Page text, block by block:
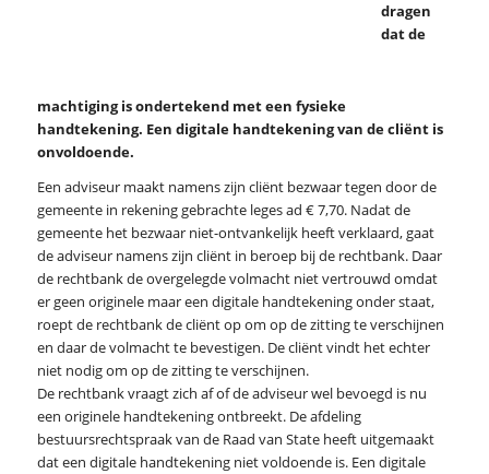
dragen
dat de
machtiging is ondertekend met een fysieke
handtekening. Een digitale handtekening van de cliënt is
onvoldoende.
Een adviseur maakt namens zijn cliënt bezwaar tegen door de
gemeente in rekening gebrachte leges ad € 7,70. Nadat de
gemeente het bezwaar niet-ontvankelijk heeft verklaard, gaat
de adviseur namens zijn cliënt in beroep bij de rechtbank. Daar
de rechtbank de overgelegde volmacht niet vertrouwd omdat
er geen originele maar een digitale handtekening onder staat,
roept de rechtbank de cliënt op om op de zitting te verschijnen
en daar de volmacht te bevestigen. De cliënt vindt het echter
niet nodig om op de zitting te verschijnen.
De rechtbank vraagt zich af of de adviseur wel bevoegd is nu
een originele handtekening ontbreekt. De afdeling
bestuursrechtspraak van de Raad van State heeft uitgemaakt
dat een digitale handtekening niet voldoende is. Een digitale